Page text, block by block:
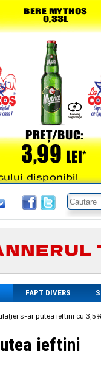
FAPT DIVERS
s-ar putea ieftini cu
ieftini